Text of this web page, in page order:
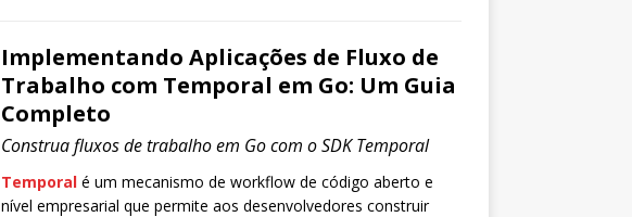
Implementando Aplicações de Fluxo de
Trabalho com Temporal em Go: Um Guia
Completo
Construa fluxos de trabalho em Go com o SDK Temporal
Temporalé um mecanismo de workflow de código aberto e
nível empresarial que permite aos desenvolvedores construir